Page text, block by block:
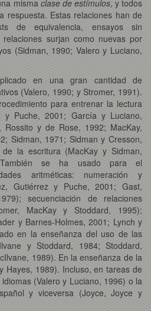
misma clase de estímulos, y todos
respuesta. Estas relaciones han de
de equivalencia, ensayos sin
surjan como nuevas por
(Sidman, 1990; Valero y Luciano,
en una gran cantidad de
(Valero, 1990; y Stromer, 1991).
para entrenar la lectura
y Puche, 2001; García y Luciano,
y de Rose, 1992; MacKay,
Sidman, 1971; Sidman y Cresson,
la escritura (MacKay y Sidman,
se ha usado para el
aritméticas: numeración y
Gutiérrez y Puche, 2001; Gast,
secuenciación de relaciones
MacKay y Stoddard, 1995);
y Barnes-Holmes, 2001; Lynch y
en la enseñanza del uso de las
y Stoddard, 1984; Stoddard,
1989). En la enseñanza de la
Hayes, 1989). Incluso, en tareas de
(Valero y Luciano, 1996) o la
y viceversa (Joyce, Joyce y